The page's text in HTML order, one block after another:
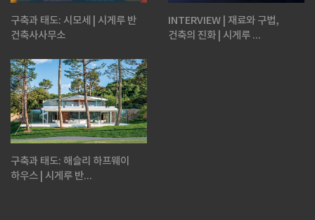
구축과 태도: 시모세 | 시게루 반
건축사사무소
INTERVIEW | 재료와 구법,
건축의 진화 | 시게루 ...
구축과 태도: 해슬리 하프웨이
하우스 | 시게루 반...